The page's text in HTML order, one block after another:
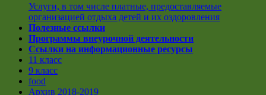
Услуги, в том числе платные, предоставляемые
организацией отдыха детей и их оздоровления
Полезные ссылки
Программы внеурочной деятельности
Ссылки на информационные ресурсы
11 класс
9 класс
food
Архив 2018-2019